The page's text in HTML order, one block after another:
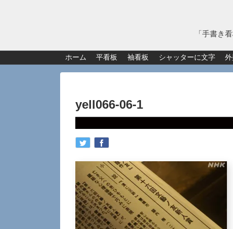
「手書き
ホーム 平看板 袖看板 シャッターに文字
yell066-06-1